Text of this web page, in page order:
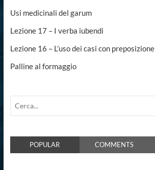
Usi medicinali del garum
Lezione 17 – I verba iubendi
Lezione 16 – L’uso dei casi con preposizione
Palline al formaggio
POPULAR COMMENTS